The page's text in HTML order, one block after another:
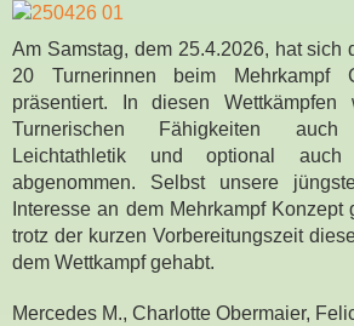
Am Samstag, dem 25.4.2026, hat sich
20 Turnerinnen beim Mehrkampf
präsentiert. In diesen Wettkämpfen
Turnerischen Fähigkeiten
Leichtathletik und optional auch
abgenommen. Selbst unsere
Interesse an dem Mehrkampf
trotz der kurzen Vorbereitungszeit
dem Wettkampf gehabt.
Mercedes M., Charlotte Obermaier,